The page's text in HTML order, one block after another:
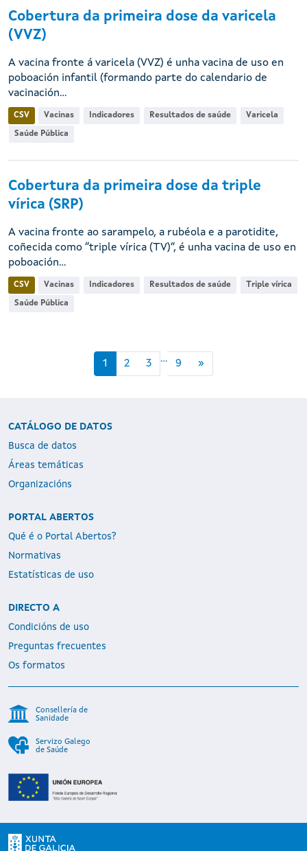
Cobertura da primeira dose da varicela
(VVZ)
A vacina fronte á varicela (VVZ) é unha vacina de uso en
poboación infantil (formando parte do calendario de
vacinación...
CSV Vacinas Indicadores Resultados de saúde Varicela
Saúde Pública
Cobertura da primeira dose da triple
vírica (SRP)
A vacina fronte ao sarampelo, a rubéola e a parotidite,
coñecida como “triple vírica (TV)”, é unha vacina de uso en
poboación...
CSV Vacinas Indicadores Resultados de saúde Triple vírica
Saúde Pública
1 2 3 ... 9 »
CATÁLOGO DE DATOS
Busca de datos
Áreas temáticas
Organizacións
PORTAL ABERTOS
Qué é o Portal Abertos?
Normativas
Estatísticas de uso
DIRECTO A
Condicións de uso
Preguntas frecuentes
Os formatos
Consellería de
Sanidade
Servizo Galego
de Saúde